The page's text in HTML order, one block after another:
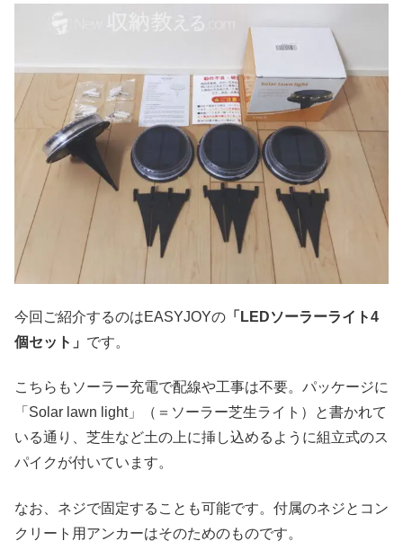
今回ご紹介するのはEASYJOYの 「LEDソーラーライト4
個セット」 です。
こちらもソーラー充電で配線や工事は不要。パッケージに
「Solar lawn light」（＝ソーラー芝生ライト）と書かれて
いる通り、芝生など土の上に挿し込めるように組立式のス
パイクが付いています。
なお、ネジで固定することも可能です。付属のネジとコン
クリート用アンカーはそのためのものです。